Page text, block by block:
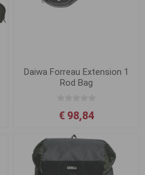
Daiwa Forreau Extension 1
Rod Bag
€ 98,84